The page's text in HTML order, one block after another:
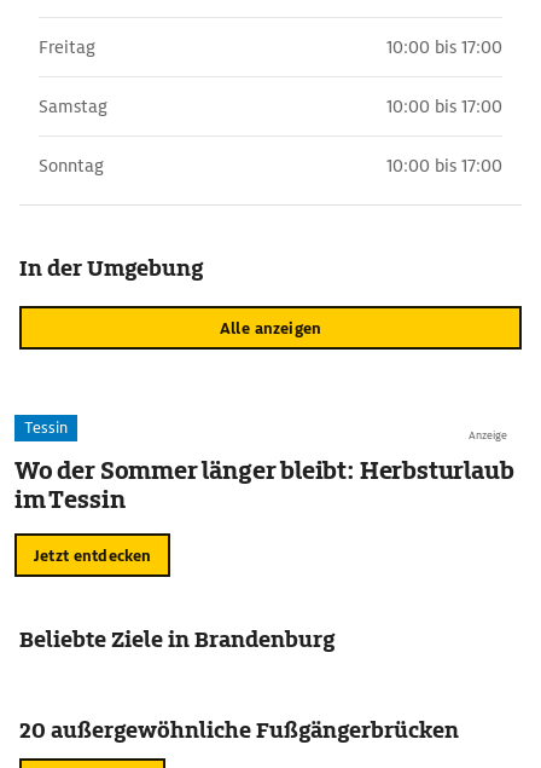
Freitag 10:00 bis 17:00
Samstag 10:00 bis 17:00
Sonntag 10:00 bis 17:00
In der Umgebung
Alle anzeigen
Anzeige
Tessin
Wo der Sommer länger bleibt: Herbsturlaub
im Tessin
Jetzt entdecken
Beliebte Ziele in Brandenburg
20 außergewöhnliche Fußgängerbrücken